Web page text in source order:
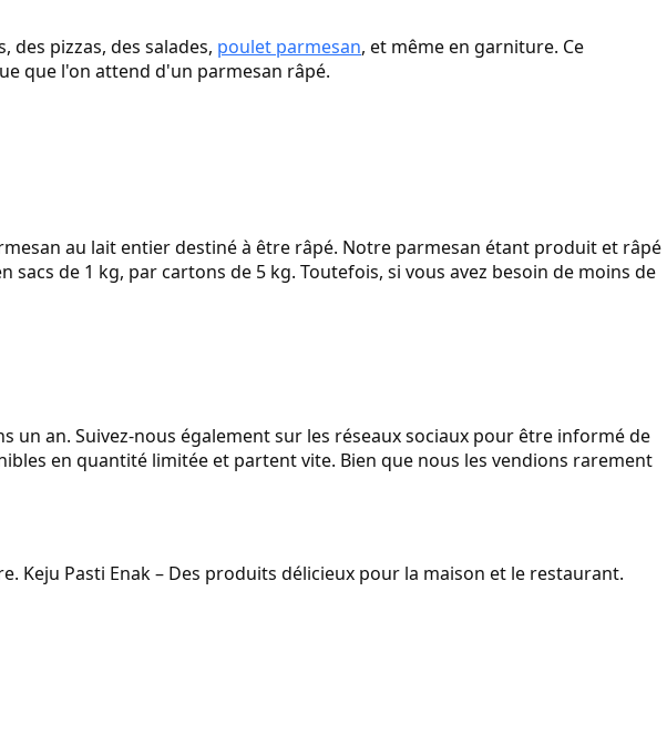
des pizzas, des salades, poulet parmesan, et même en garniture. Ce
que l'on attend d'un parmesan râpé.
au lait entier destiné à être râpé. Notre parmesan étant produit et râpé
de 1 kg, par cartons de 5 kg. Toutefois, si vous avez besoin de moins de
un an. Suivez-nous également sur les réseaux sociaux pour être informé de
en quantité limitée et partent vite. Bien que nous les vendions rarement
Keju Pasti Enak – Des produits délicieux pour la maison et le restaurant.